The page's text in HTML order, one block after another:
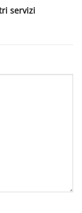
servizi